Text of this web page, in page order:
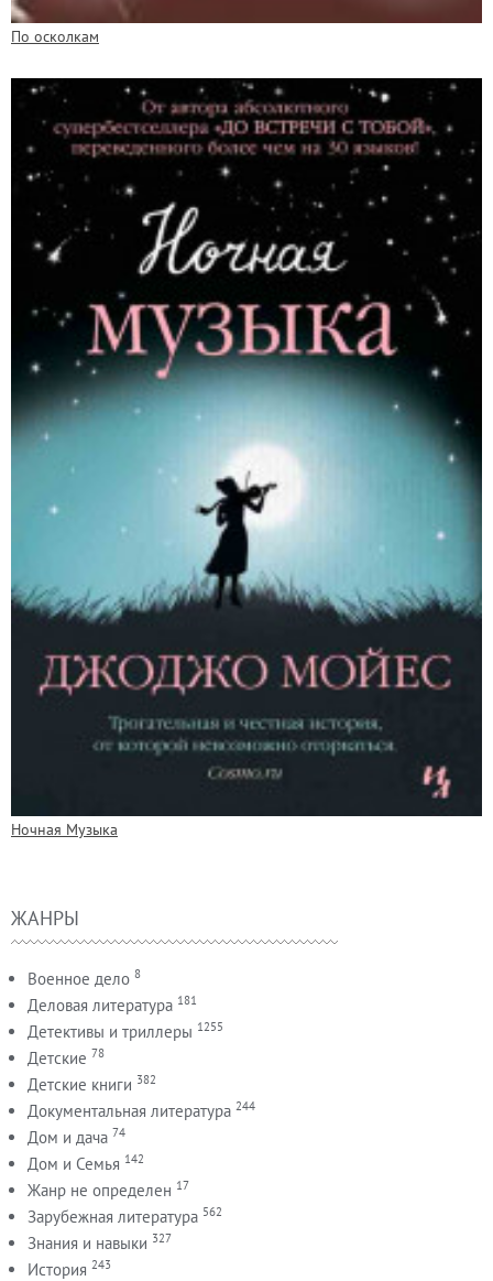
По осколкам
Ночная Музыка
ЖАНРЫ
Военное дело 8
Деловая литература 181
Детективы и триллеры 1255
Детские 78
Детские книги 382
Документальная литература 244
Дом и дача 74
Дом и Семья 142
Жанр не определен 17
Зарубежная литература 562
Знания и навыки 327
История 243